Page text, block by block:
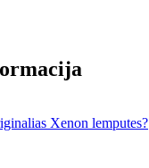
Xenon lemputes?